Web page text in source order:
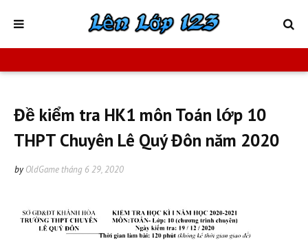
Đề kiểm tra HK1 môn Toán lớp 10
THPT Chuyên Lê Quý Đôn năm 2020
by OldGame tháng 6 29, 2020